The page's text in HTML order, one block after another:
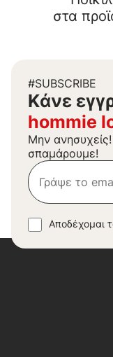
στα
#SUBSCRIBE
Kάνε
hommie
Μην
σπαμάρουμε!
Αποδέχομαι